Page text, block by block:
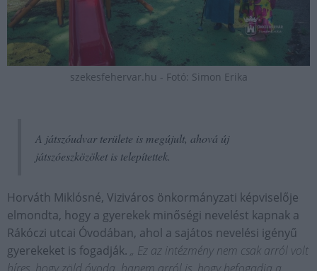
szekesfehervar.hu - Fotó: Simon Erika
A játszóudvar területe is megújult, ahová új
játszóeszközöket is telepítettek.
Horváth Miklósné, Viziváros önkormányzati képviselője
elmondta, hogy a gyerekek minőségi nevelést kapnak a
Rákóczi utcai Óvodában, ahol a sajátos nevelési igényű
gyerekeket is fogadják. „ Ez az intézmény nem csak arról volt